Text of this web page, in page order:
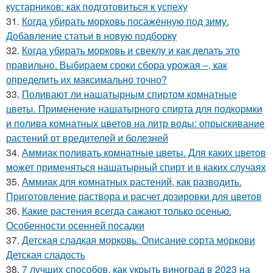
кустарников: как подготовиться к успеху
31. Когда убирать морковь посаженную под зиму.
Добавление статьи в новую подборку
32. Когда убирать морковь и свеклу и как делать это
правильно. Выбираем сроки сбора урожая –, как
определить их максимально точно?
33. Поливают ли нашатырным спиртом комнатные
цветы. Применение нашатырного спирта для подкормки
и полива комнатных цветов на литр воды: опрыскивание
растений от вредителей и болезней
34. Аммиак поливать комнатные цветы. Для каких цветов
может применяться нашатырный спирт и в каких случаях
35. Аммиак для комнатных растений, как разводить.
Приготовление раствора и расчет дозировки для цветов
36. Какие растения всегда сажают только осенью.
Особенности осенней посадки
37. Детская сладкая морковь. Описание сорта моркови
Детская сладость
38. 7 лучших способов, как укрыть виноград в 2023 на